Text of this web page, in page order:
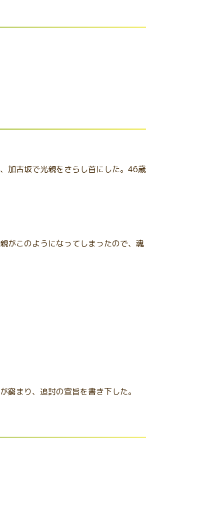
加古坂で光親をさらし首にした。46歳
がこのようになってしまったので、魂
まり、追討の宣旨を書き下した。